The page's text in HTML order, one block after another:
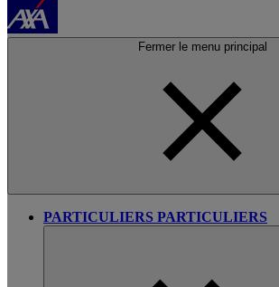
Fermer le menu principal
PARTICULIERS PARTICULIERS